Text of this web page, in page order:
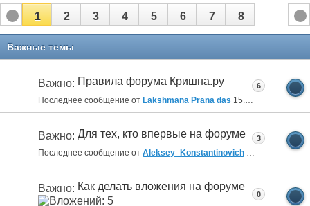
1 2 3 4 5 6 7 8
Важные темы
Важно: Правила форума Кришна.ру
Последнее сообщение от Lakshmana Prana das 15.10.2019 09:38
6
Важно: Для тех, кто впервые на форуме
Последнее сообщение от Aleksey_Konstantinovich
3
Важно: Как делать вложения на форуме
0